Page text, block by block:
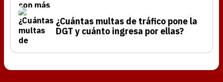
¿Cuántas multas de tráfico pone la
DGT y cuánto ingresa por ellas?